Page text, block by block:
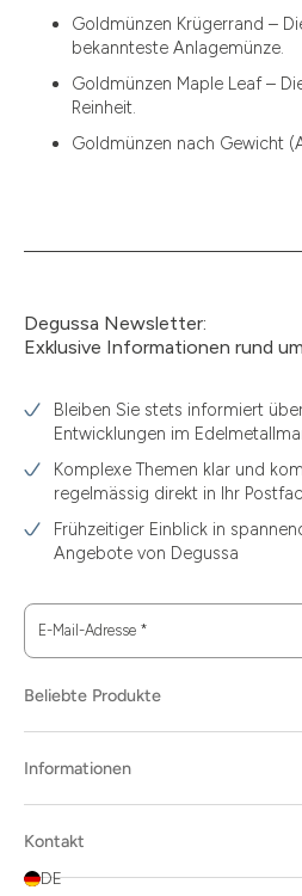
13.77
15.55
15.60
3.05
3.11
3.12
3.44
3.58
3.66
30
Goldmünzen Krügerrand –
bekannteste Anlagemünze.
Goldmünzen Maple Leaf –
Reinheit.
Goldmünzen nach Gewicht
Degussa Newsletter:
Exklusive Informationen rund
Bleiben Sie stets informiert
Entwicklungen im
Komplexe Themen klar und
regelmässig direkt in Ihr
Frühzeitiger Einblick in
Angebote von Degussa
E-Mail-Adresse *
Beliebte Produkte
Informationen
Kontakt
DE